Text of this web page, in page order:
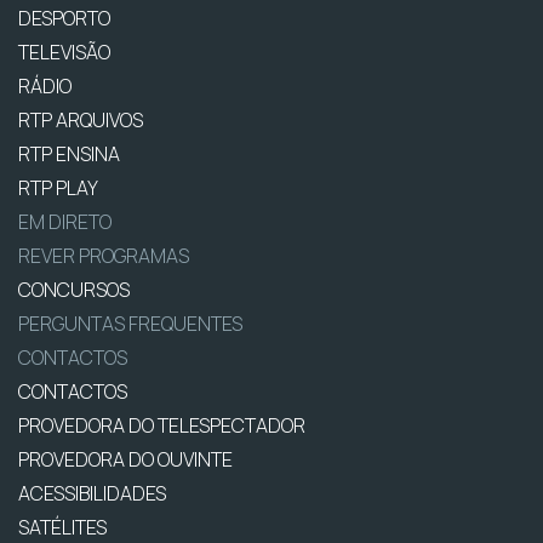
DESPORTO
TELEVISÃO
RÁDIO
RTP ARQUIVOS
RTP ENSINA
RTP PLAY
EM DIRETO
REVER PROGRAMAS
CONCURSOS
PERGUNTAS FREQUENTES
CONTACTOS
CONTACTOS
PROVEDORA DO TELESPECTADOR
PROVEDORA DO OUVINTE
ACESSIBILIDADES
SATÉLITES